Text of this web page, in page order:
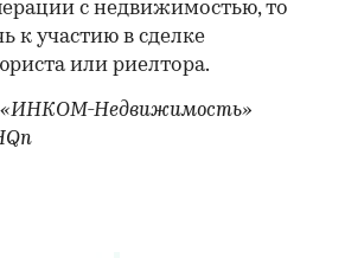
с недвижимостью, то
к участию в сделке
или риелтора.
«ИНКОМ-Недвижимость»